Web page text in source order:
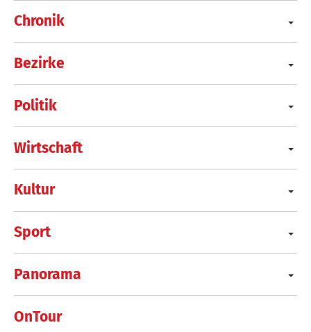
Chronik
Bezirke
Politik
Wirtschaft
Kultur
Sport
Panorama
OnTour